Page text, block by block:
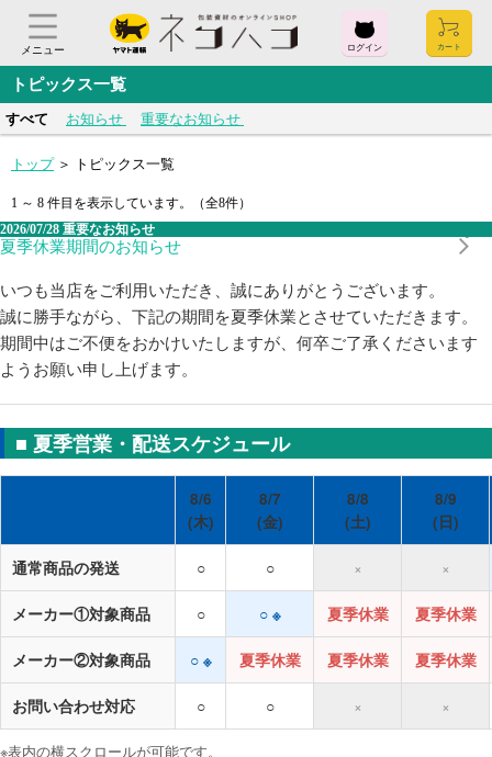
メニュー ログイン
お問い合わせ
よくある質問
東京都中央区銀座2-16-10
利用規約
個人情報保護ポリシー
トピックス一覧
すべて お知らせ 重要なお知らせ
トップ＞ トピックス一覧
1 ～ 8 件目を表示しています。（全8件）
2026/07/28 重要なお知らせ
夏季休業期間のお知らせ
いつも当店をご利用いただき、誠にありがとうございます。
誠に勝手ながら、下記の期間を夏季休業とさせていただきます。
期間中はご不便をおかけいたしますが、何卒ご了承くださいます
ようお願い申し上げます。
■ 夏季営業・配送スケジュール
8/6
(木)
8/7
(金)
8/8
(土)
8/9
(日)
通常商品の発送 ○ ○ × ×
メーカー①対象商品 ○ ○ ※ 夏季休業 夏季休業
メーカー②対象商品 ○ ※ 夏季休業 夏季休業 夏季休業
お問い合わせ対応 ○ ○ × ×
※表内の横スクロールが可能です。